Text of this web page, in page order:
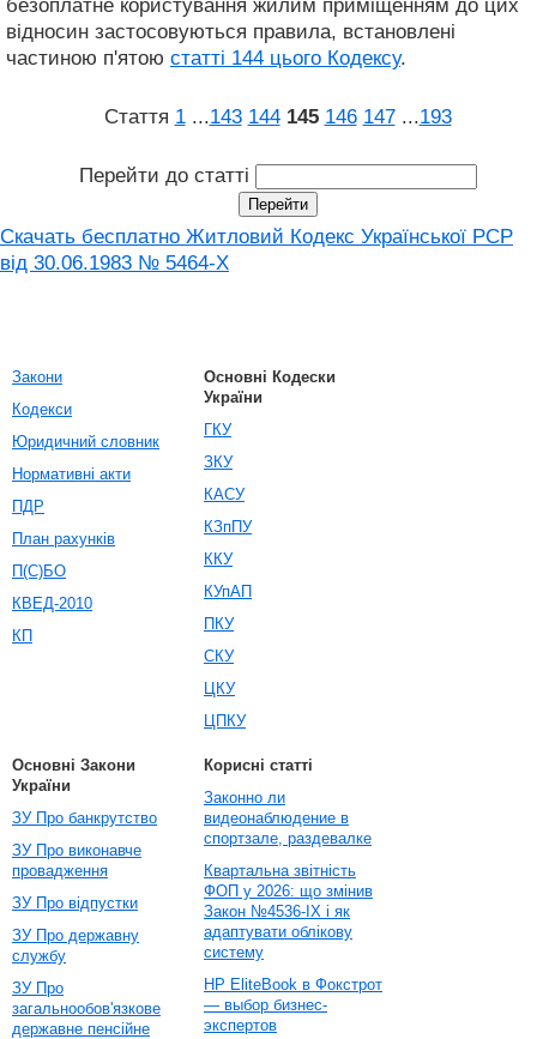
безоплатне користування жилим приміщенням до цих
відносин застосовуються правила, встановлені
частиною п'ятою статті 144 цього Кодексу.
Стаття 1 ...143 144 145 146 147 ...193
Перейти до статті
Скачать бесплатно Житловий Кодекс Української РСР
від 30.06.1983 № 5464-X
Закони
Кодекси
Юридичний словник
Нормативні акти
ПДР
План рахунків
П(С)БО
КВЕД-2010
КП
Основні Кодески
України
ГКУ
ЗКУ
КАСУ
КЗпПУ
ККУ
КУпАП
ПКУ
СКУ
ЦКУ
ЦПКУ
Основні Закони
України
ЗУ Про банкрутство
ЗУ Про виконавче
провадження
ЗУ Про відпустки
ЗУ Про державну
службу
ЗУ Про
загальнообов'язкове
державне пенсійне
Корисні статті
Законно ли
видеонаблюдение в
спортзале, раздевалке
Квартальна звітність
ФОП у 2026: що змінив
Закон №4536-IX і як
адаптувати облікову
систему
HP EliteBook в Фокстрот
— выбор бизнес-
экспертов